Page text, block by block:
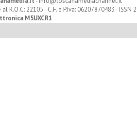
R.O.C: 22105 - C.F. e P.Iva: 06207870483 - ISSN
M5UXCR1